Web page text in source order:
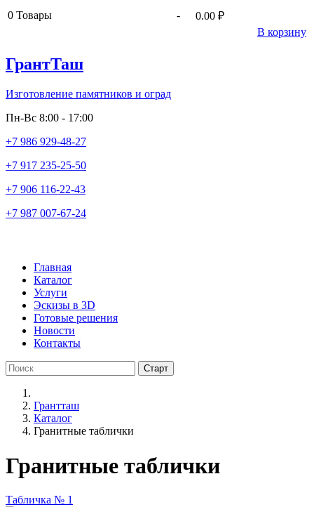
0 Товары -
0.00 ₽
В корзину
ГрантТаш
Изготовление памятников и оград
Пн-Вс 8:00 - 17:00
+7 986 929-48-27
+7 917 235-25-50
+7 906 116-22-43
+7 987 007-67-24
Главная
Каталог
Услуги
Эскизы в 3D
Готовые решения
Новости
Контакты
Грантташ
Каталог
Гранитные таблички
Гранитные таблички
Табличка № 1